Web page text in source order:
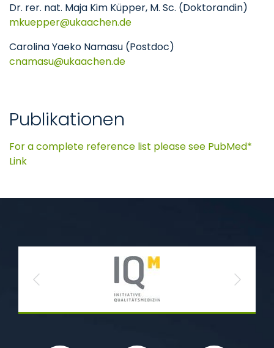
Dr. rer. nat. Maja Kim Küpper, M. Sc. (Doktorandin)
mkuepper
ukaachende
Carolina Yaeko Namasu (Postdoc)
cnamasu
ukaachende
Publikationen
For a complete reference list please see PubMed*
Link
Previous Next